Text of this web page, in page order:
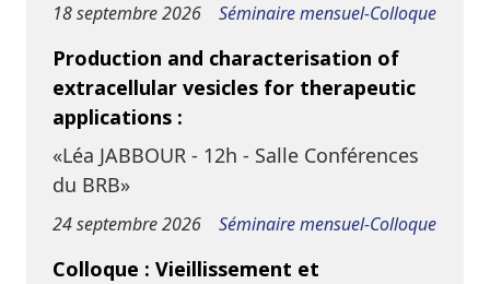
18 septembre 2026 Séminaire mensuel-Colloque
Production and characterisation of
extracellular vesicles for therapeutic
applications :
«Léa JABBOUR - 12h - Salle Conférences
du BRB»
24 septembre 2026 Séminaire mensuel-Colloque
Colloque : Vieillissement et